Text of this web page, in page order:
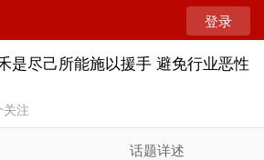
登录
是尽己所能施以援手 避免行业恶性
注
话题详述